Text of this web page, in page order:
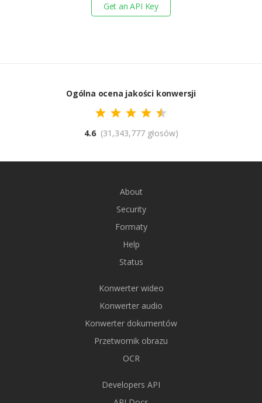
Get an API Key
Ogólna ocena jakości konwersji
4.6 (31,343,777 głosów)
About
Security
Formaty
Help
Status
Konwerter wideo
Konwerter audio
Konwerter dokumentów
Przetwornik obrazu
OCR
Developers API